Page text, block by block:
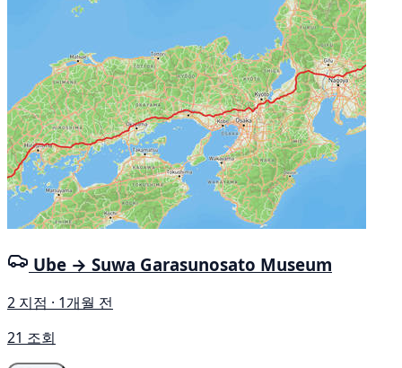
Ube → Suwa Garasunosato Museum
2 지점 · 1개월 전
21 조회